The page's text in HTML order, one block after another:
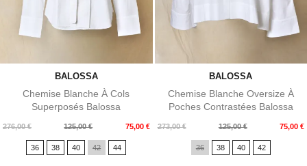
BALOSSA
Chemise Blanche À Cols
Superposés Balossa
276,00 €
Prix
125,00 € 75,00 €
Prix
36 38 40 42 44
BALOSSA
Chemise Blanche Oversize À
Poches Contrastées Balossa
273,00 €
Prix
125,00 € 75,00 €
Prix
36 38 40 42